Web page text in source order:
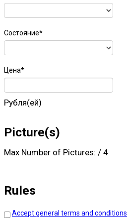
Состояние*
Цена*
Рубля(ей)
Picture(s)
Max Number of Pictures: / 4
Rules
Accept general terms and conditions